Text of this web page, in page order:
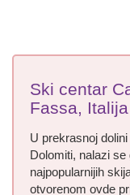
Ski centar
Fassa, Italija
U prekrasnoj
Dolomiti, nalazi
najpopularnijih
otvorenom ovde